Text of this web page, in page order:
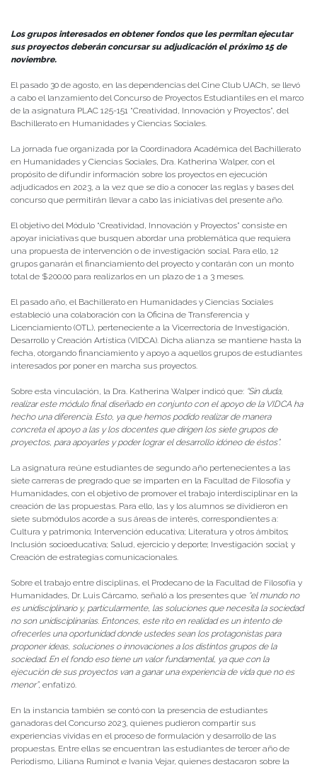
Los grupos interesados en obtener fondos que les permitan ejecutar
sus proyectos deberán concursar su adjudicación el próximo 15 de
noviembre.
El pasado 30 de agosto, en las dependencias del Cine Club UACh, se llevó
a cabo el lanzamiento del Concurso de Proyectos Estudiantiles en el marco
de la asignatura PLAC 125-151 “Creatividad, Innovación y Proyectos”, del
Bachillerato en Humanidades y Ciencias Sociales.
La jornada fue organizada por la Coordinadora Académica del Bachillerato
en Humanidades y Ciencias Sociales, Dra. Katherina Walper, con el
propósito de difundir información sobre los proyectos en ejecución
adjudicados en 2023, a la vez que se dio a conocer las reglas y bases del
concurso que permitirán llevar a cabo las iniciativas del presente año.
El objetivo del Módulo “Creatividad, Innovación y Proyectos” consiste en
apoyar iniciativas que busquen abordar una problemática que requiera
una propuesta de intervención o de investigación social. Para ello, 12
grupos ganarán el financiamiento del proyecto y contarán con un monto
total de $200.00 para realizarlos en un plazo de 1 a 3 meses.
El pasado año, el Bachillerato en Humanidades y Ciencias Sociales
estableció una colaboración con la Oficina de Transferencia y
Licenciamiento (OTL), perteneciente a la Vicerrectoría de Investigación,
Desarrollo y Creación Artística (VIDCA). Dicha alianza se mantiene hasta la
fecha, otorgando financiamiento y apoyo a aquellos grupos de estudiantes
interesados por poner en marcha sus proyectos.
Sobre esta vinculación, la Dra. Katherina Walper indicó que: “Sin duda,
realizar este módulo final diseñado en conjunto con el apoyo de la VIDCA ha
hecho una diferencia. Esto, ya que hemos podido realizar de manera
concreta el apoyo a las y los docentes que dirigen los siete grupos de
proyectos, para apoyarles y poder lograr el desarrollo idóneo de éstos”.
La asignatura reúne estudiantes de segundo año pertenecientes a las
siete carreras de pregrado que se imparten en la Facultad de Filosofía y
Humanidades, con el objetivo de promover el trabajo interdisciplinar en la
creación de las propuestas. Para ello, las y los alumnos se dividieron en
siete submódulos acorde a sus áreas de interés, correspondientes a:
Cultura y patrimonio; Intervención educativa; Literatura y otros ámbitos;
Inclusión socioeducativa; Salud, ejercicio y deporte; Investigación social; y
Creación de estrategias comunicacionales.
Sobre el trabajo entre disciplinas, el Prodecano de la Facultad de Filosofía y
Humanidades, Dr. Luis Cárcamo, señaló a los presentes que “el mundo no
es unidisciplinario y, particularmente, las soluciones que necesita la sociedad
no son unidisciplinarias. Entonces, este rito en realidad es un intento de
ofrecerles una oportunidad donde ustedes sean los protagonistas para
proponer ideas, soluciones o innovaciones a los distintos grupos de la
sociedad. En el fondo eso tiene un valor fundamental, ya que con la
ejecución de sus proyectos van a ganar una experiencia de vida que no es
menor”, enfatizó.
En la instancia también se contó con la presencia de estudiantes
ganadoras del Concurso 2023, quienes pudieron compartir sus
experiencias vividas en el proceso de formulación y desarrollo de las
propuestas. Entre ellas se encuentran las estudiantes de tercer año de
Periodismo, Liliana Ruminot e Ivania Vejar, quienes destacaron sobre la